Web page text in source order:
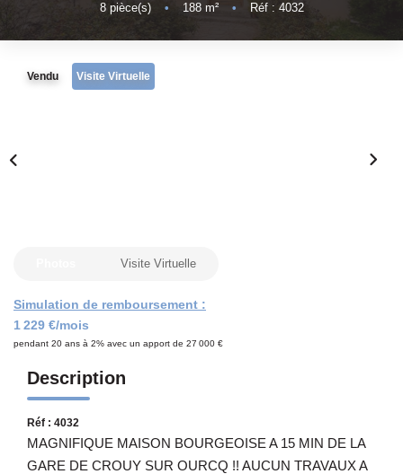
ESTIMER
NOTRE AGENCE
8pièce(s) • 188m² • Réf : 4032
Vendu Visite Virtuelle
Simulation de remboursement :
1 229 €/mois
pendant 20 ans à 2% avec un apport de 27 000 €
Visite Virtuelle
Description
Réf : 4032
MAGNIFIQUE MAISON BOURGEOISE A 15 MIN DE LA
GARE DE CROUY SUR OURCQ !! AUCUN TRAVAUX A